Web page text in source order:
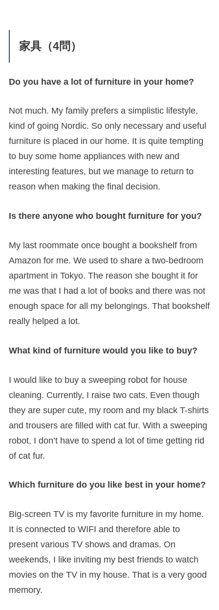
家具（4問）
Do you have a lot of furniture in your home?
Not much. My family prefers a simplistic lifestyle,
kind of going Nordic. So only necessary and useful
furniture is placed in our home. It is quite tempting
to buy some home appliances with new and
interesting features, but we manage to return to
reason when making the final decision.
Is there anyone who bought furniture for you?
My last roommate once bought a bookshelf from
Amazon for me. We used to share a two-bedroom
apartment in Tokyo. The reason she bought it for
me was that I had a lot of books and there was not
enough space for all my belongings. That bookshelf
really helped a lot.
What kind of furniture would you like to buy?
I would like to buy a sweeping robot for house
cleaning. Currently, I raise two cats. Even though
they are super cute, my room and my black T-shirts
and trousers are filled with cat fur. With a sweeping
robot, I don’t have to spend a lot of time getting rid
of cat fur.
Which furniture do you like best in your home?
Big-screen TV is my favorite furniture in my home.
It is connected to WIFI and therefore able to
present various TV shows and dramas. On
weekends, I like inviting my best friends to watch
movies on the TV in my house. That is a very good
memory.